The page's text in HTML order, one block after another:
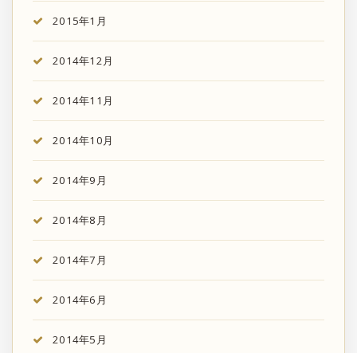
2015年1月
2014年12月
2014年11月
2014年10月
2014年9月
2014年8月
2014年7月
2014年6月
2014年5月